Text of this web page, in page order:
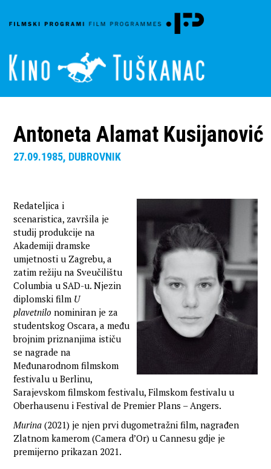
Antoneta Alamat Kusijanović
27.09.1985, DUBROVNIK
Redateljica i
scenaristica, završila je
studij produkcije na
Akademiji dramske
umjetnosti u Zagrebu, a
zatim režiju na Sveučilištu
Columbia u SAD-u. Njezin
diplomski film U
plavetnilo nominiran je za
studentskog Oscara, a među
brojnim priznanjima ističu
se nagrade na
Međunarodnom filmskom
festivalu u Berlinu,
Sarajevskom filmskom festivalu, Filmskom festivalu u
Oberhausenu i Festival de Premier Plans – Angers.
Murina (2021) je njen prvi dugometražni film, nagrađen
Zlatnom kamerom (Camera d’Or) u Cannesu gdje je
premijerno prikazan 2021.